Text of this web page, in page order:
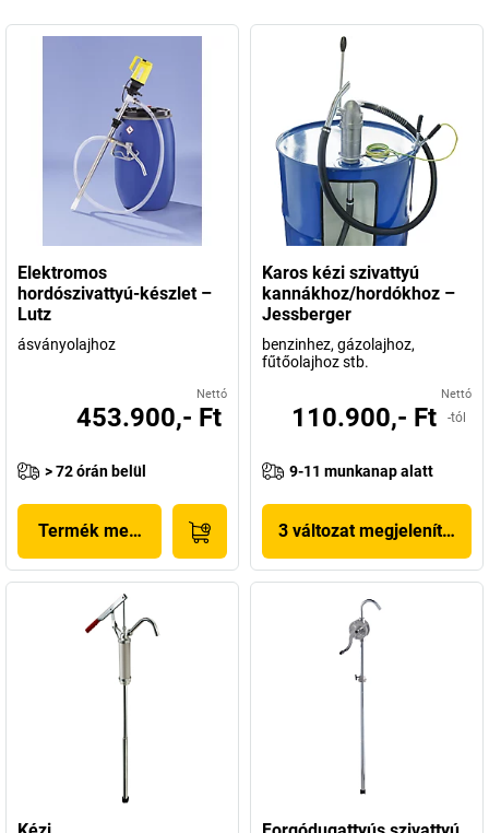
Elektromos
hordószivattyú-készlet –
Lutz
ásványolajhoz
Nettó
453.900,- Ft
> 72 órán belül
Termék megjelenítése
Karos kézi szivattyú
kannákhoz/hordókhoz –
Jessberger
benzinhez, gázolajhoz,
fűtőolajhoz stb.
Nettó
110.900,- Ft -tól
9-11 munkanap alatt
3 változat megjelenítése